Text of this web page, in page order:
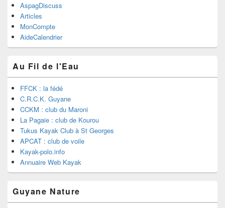
AspagDiscuss
Articles
MonCompte
AideCalendrier
Au Fil de l'Eau
FFCK : la fédé
C.R.C.K. Guyane
CCKM : club du Maroni
La Pagaie : club de Kourou
Tukus Kayak Club à St Georges
APCAT : club de voile
Kayak-polo.info
Annuaire Web Kayak
Guyane Nature